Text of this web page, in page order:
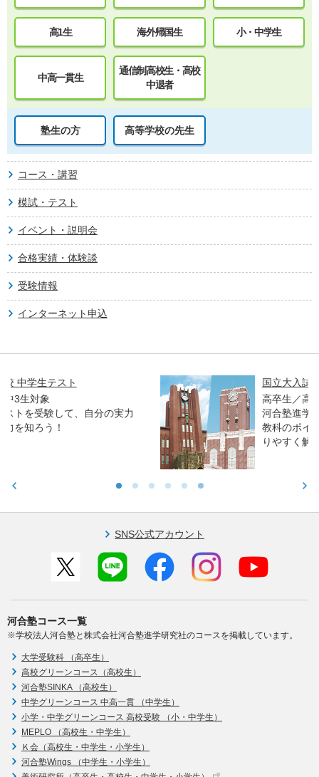
高1生 海外帰国生 小・中学生
中高一貫生
通信制高校生・高校
中退者
塾生の方 高等学校の先生
コース・講習
模試・テスト
イベント・説明会
合格実績・体験談
受験情報
インターネット申込
国立大入試オープン解説講義
高卒生／高校生対象
河合塾進学アドバイザーとプロ講師が、各
教科のポイントや合格者の傾向などをわか
りやすく解説します。
SNS公式アカウント
河合塾コース一覧
※学校法人河合塾と株式会社河合塾進学研究社のコースを掲載しています。
大学受験科 （高卒生）
高校グリーンコース（高校生）
河合塾SINKA （高校生）
中学グリーンコース 中高一貫 （中学生）
小学・中学グリーンコース 高校受験 （小・中学生）
MEPLO （高校生・中学生）
Ｋ会（高校生・中学生・小学生）
河合塾Wings （中学生・小学生）